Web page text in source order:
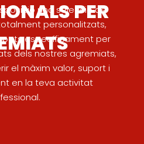
PER
una selecció de
personalitzats,
específicament per
dels nostres agremiats,
el màxim valor, suport i
en la teva activitat